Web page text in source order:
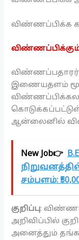
விண்ணப்பிக்க
விண்ணப்பதாரர்கள்
இணையதளம்
ஆன்லைனில்
New Job👉
சம்பளம்:
குறிப்பு:
அறிவிப்பில்
அனைத்தும்